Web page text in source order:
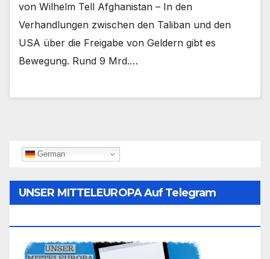
von Wilhelm Tell Afghanistan – In den
Verhandlungen zwischen den Taliban und den
USA über die Freigabe von Geldern gibt es
Bewegung. Rund 9 Mrd.…
German
UNSER MITTELEUROPA Auf Telegram